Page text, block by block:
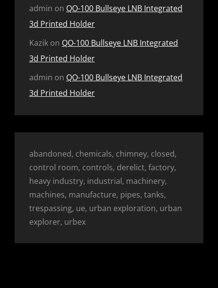
admin on QO-100 Bullseye LNB Integrated
3d Printed Holder
Kazik on QO-100 Bullseye LNB Integrated
3d Printed Holder
admin on QO-100 Bullseye LNB Integrated
3d Printed Holder
abandoned, chemicals, chimney, closed,
control room, controls, derelict, factory,
heavy industry, industrial, machinery,
machines, manufacture, pipes, tanks,
trespassing, ue, urban exploration, urban
explorer, urbex